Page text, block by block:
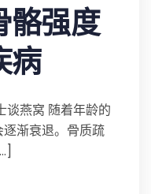
骼强度
病
谈燕窝 随着年龄的
渐衰退。骨质疏